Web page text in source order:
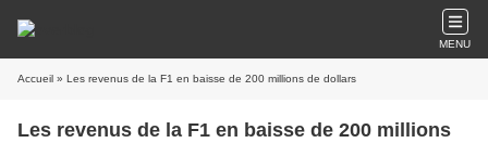
MENU
Accueil » Les revenus de la F1 en baisse de 200 millions de dollars
Les revenus de la F1 en baisse de 200 millions